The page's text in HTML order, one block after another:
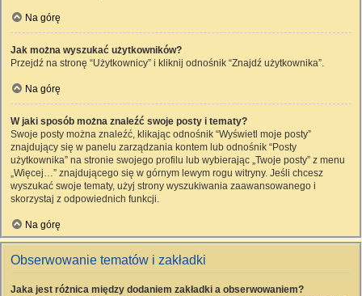
Na górę
Jak można wyszukać użytkowników?
Przejdź na stronę “Użytkownicy” i kliknij odnośnik “Znajdź użytkownika”.
Na górę
W jaki sposób można znaleźć swoje posty i tematy?
Swoje posty można znaleźć, klikając odnośnik “Wyświetl moje posty”
znajdujący się w panelu zarządzania kontem lub odnośnik “Posty
użytkownika” na stronie swojego profilu lub wybierając „Twoje posty” z menu
„Więcej…” znajdującego się w górnym lewym rogu witryny. Jeśli chcesz
wyszukać swoje tematy, użyj strony wyszukiwania zaawansowanego i
skorzystaj z odpowiednich funkcji.
Na górę
Obserwowanie tematów i zakładki
Jaka jest różnica między dodaniem zakładki a obserwowaniem?